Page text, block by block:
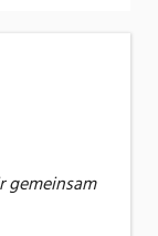
Druck
gemeinsam